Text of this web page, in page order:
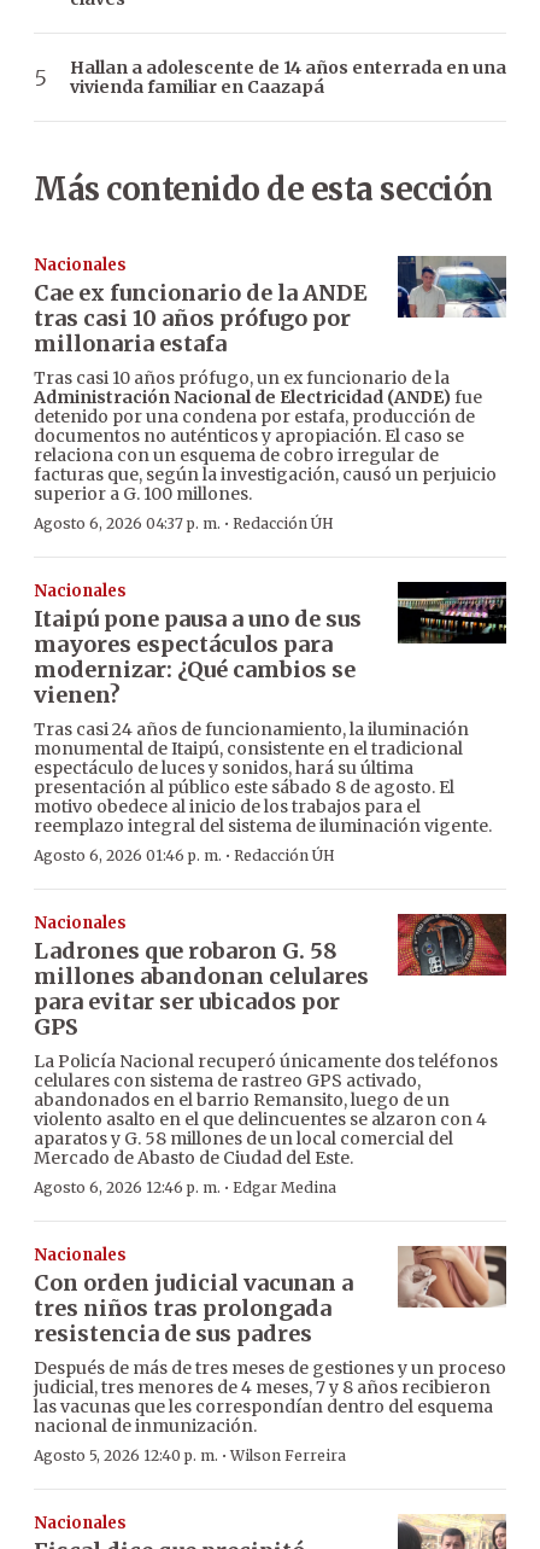
Hallan a adolescente de 14 años enterrada en una
vivienda familiar en Caazapá
Más contenido de esta sección
Nacionales
Cae ex funcionario de la ANDE
tras casi 10 años prófugo por
millonaria estafa
Tras casi 10 años prófugo, un ex funcionario de la
Administración Nacional de Electricidad (ANDE)fue
detenido por una condena por estafa, producción de
documentos no auténticos y apropiación. El caso se
relaciona con un esquema de cobro irregular de
facturas que, según la investigación, causó un perjuicio
superior a G. 100 millones.
Agosto 6, 2026 04:37 p. m. · Redacción ÚH
Nacionales
Itaipú pone pausa a uno de sus
mayores espectáculos para
modernizar: ¿Qué cambios se
vienen?
Tras casi 24 años de funcionamiento, la iluminación
monumental de Itaipú, consistente en el tradicional
espectáculo de luces y sonidos, hará su última
presentación al público este sábado 8 de agosto. El
motivo obedece al inicio de los trabajos para el
reemplazo integral del sistema de iluminación vigente.
Agosto 6, 2026 01:46 p. m. · Redacción ÚH
Nacionales
Ladrones que robaron G. 58
millones abandonan celulares
para evitar ser ubicados por
GPS
La Policía Nacional recuperó únicamente dos teléfonos
celulares con sistema de rastreo GPS activado,
abandonados en el barrio Remansito, luego de un
violento asalto en el que delincuentes se alzaron con 4
aparatos y G. 58 millones de un local comercial del
Mercado de Abasto de Ciudad del Este.
Agosto 6, 2026 12:46 p. m. · Edgar Medina
Nacionales
Con orden judicial vacunan a
tres niños tras prolongada
resistencia de sus padres
Después de más de tres meses de gestiones y un proceso
judicial, tres menores de 4 meses, 7 y 8 años recibieron
las vacunas que les correspondían dentro del esquema
nacional de inmunización.
Agosto 5, 2026 12:40 p. m. ·Wilson Ferreira
Nacionales